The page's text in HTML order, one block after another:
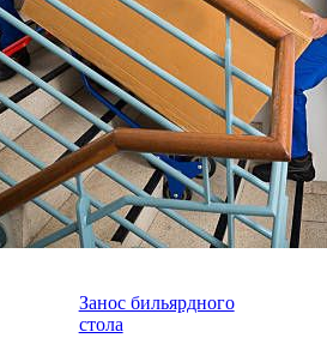
Занос бильярдного
стола